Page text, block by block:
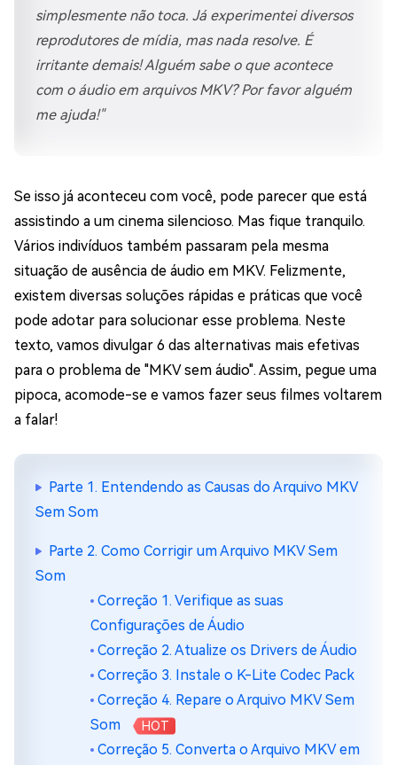
simplesmente não toca. Já experimentei diversos
reprodutores de mídia, mas nada resolve. É
irritante demais! Alguém sabe o que acontece
com o áudio em arquivos MKV? Por favor alguém
me ajuda!"
Se isso já aconteceu com você, pode parecer que está
assistindo a um cinema silencioso. Mas fique tranquilo.
Vários indivíduos também passaram pela mesma
situação de ausência de áudio em MKV. Felizmente,
existem diversas soluções rápidas e práticas que você
pode adotar para solucionar esse problema. Neste
texto, vamos divulgar 6 das alternativas mais efetivas
para o problema de "MKV sem áudio". Assim, pegue uma
pipoca, acomode-se e vamos fazer seus filmes voltarem
a falar!
Parte 1. Entendendo as Causas do Arquivo MKV
Sem Som
Parte 2. Como Corrigir um Arquivo MKV Sem
Som
Correção 1. Verifique as suas
Configurações de Áudio
Correção 2. Atualize os Drivers de Áudio
Correção 3. Instale o K-Lite Codec Pack
Correção 4. Repare o Arquivo MKV Sem
Som
HOT
Correção 5. Converta o Arquivo MKV em